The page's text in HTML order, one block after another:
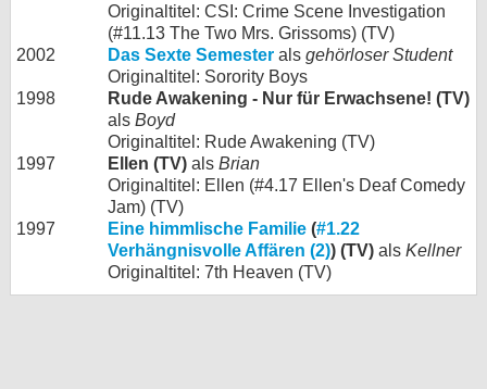
Originaltitel: CSI: Crime Scene Investigation
(#11.13 The Two Mrs. Grissoms) (TV)
2002
Das Sexte Semester als gehörloser Student
Originaltitel: Sorority Boys
1998
Rude Awakening - Nur für Erwachsene! (TV)
als Boyd
Originaltitel: Rude Awakening (TV)
1997
Ellen (TV) als Brian
Originaltitel: Ellen (#4.17 Ellen's Deaf Comedy
Jam) (TV)
1997
Eine himmlische Familie (#1.22
Verhängnisvolle Affären (2)) (TV) als Kellner
Originaltitel: 7th Heaven (TV)